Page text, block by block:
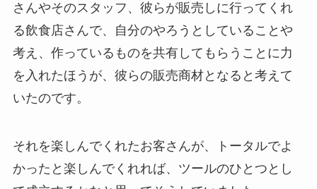
さんやそのスタッフ、彼らが販売しに行ってくれ
る飲食店さんで、自分のやろうとしていることや
考え、作っているものを共有してもらうことに力
を入れたほうが、彼らの販売商材となると考えて
いたのです。
それを楽しんでくれたお客さんが、トータルでよ
かったと楽しんでくれれば、ツールのひとつとし